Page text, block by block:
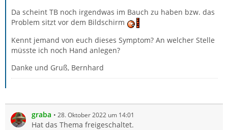
Da scheint TB noch irgendwas im Bauch zu haben bzw. das
Problem sitzt vor dem Bildschirm
Kennt jemand von euch dieses Symptom? An welcher Stelle
müsste ich noch Hand anlegen?
Danke und Gruß, Bernhard
graba 28. Oktober 2022 um 14:01
Hat das Thema freigeschaltet.